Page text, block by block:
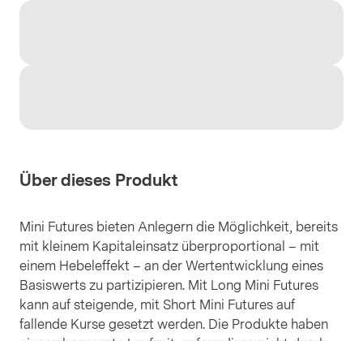
Über dieses Produkt
Mini Futures bieten Anlegern die Möglichkeit, bereits
mit kleinem Kapitaleinsatz überproportional – mit
einem Hebeleffekt – an der Wertentwicklung eines
Basiswerts zu partizipieren. Mit Long Mini Futures
kann auf steigende, mit Short Mini Futures auf
fallende Kurse gesetzt werden. Die Produkte haben